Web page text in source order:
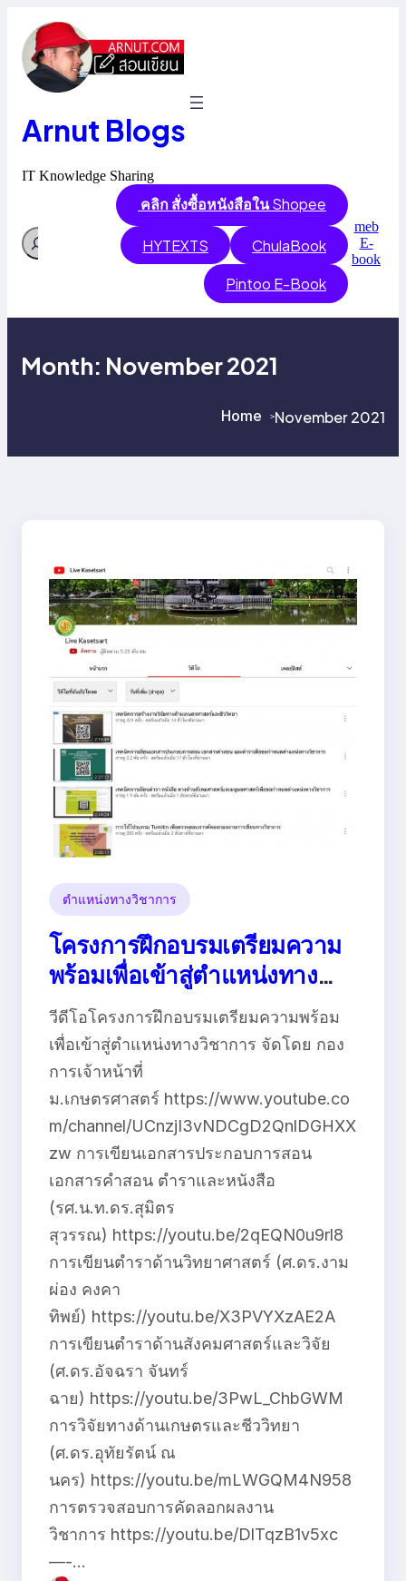
content
Arnut Blogs
IT Knowledge Sharing
Search
คลิก สั่งซื้อหนังสือในShopee
HYTEXTS ChulaBook
Pintoo E-Book
meb
E-
book
Month: November 2021
Home >November 2021
ตำแหน่งทางวิชาการ
โครงการฝึกอบรมเตรียมความ
พร้อมเพื่อเข้าสู่ตำแหน่งทาง
วิชาการ มก.
วีดีโอโครงการฝึกอบรมเตรียมความพร้อม
เพื่อเข้าสู่ตำแหน่งทางวิชาการ จัดโดย กอง
การเจ้าหน้าที่
ม.เกษตรศาสตร์ https://www.youtube.co
m/channel/UCnzjI3vNDCgD2QnlDGHXX
zw การเขียนเอกสารประกอบการสอน
เอกสารคำสอน ตำราและหนังสือ
(รศ.น.ท.ดร.สุมิตร
สุวรรณ) https://youtu.be/2qEQN0u9rl8
การเขียนตำราด้านวิทยาศาสตร์ (ศ.ดร.งาม
ผ่อง คงคา
ทิพย์) https://youtu.be/X3PVYXzAE2A
การเขียนตำราด้านสังคมศาสตร์และวิจัย
(ศ.ดร.อัจฉรา จันทร์
ฉาย) https://youtu.be/3PwL_ChbGWM
การวิจัยทางด้านเกษตรและชีววิทยา
(ศ.ดร.อุทัยรัตน์ ณ
นคร) https://youtu.be/mLWGQM4N958
การตรวจสอบการคัดลอกผลงาน
วิชาการ https://youtu.be/DlTqzB1v5xc
—-…